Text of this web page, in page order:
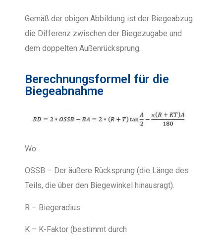
Gemäß der obigen Abbildung ist der Biegeabzug
die Differenz zwischen der Biegezugabe und
dem doppelten Außenrücksprung.
Berechnungsformel für die
Biegeabnahme
Wo:
OSSB – Der äußere Rücksprung (die Länge des
Teils, die über den Biegewinkel hinausragt).
R – Biegeradius
K – K-Faktor (bestimmt durch